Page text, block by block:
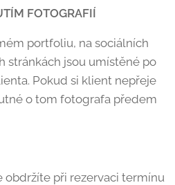
FOTOGRAFIÍ
portfoliu, na sociálních
stránkách jsou umístěné po
Pokud si klient nepřeje
o tom fotografa předem
obdržíte při rezervaci termínu